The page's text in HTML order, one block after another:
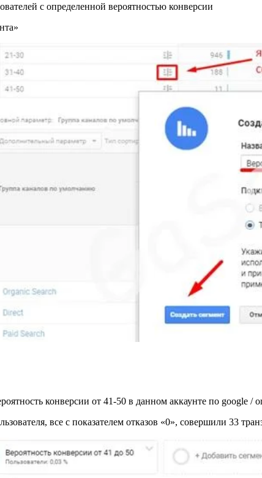
с определенной вероятностью конверсии
конверсии от 41-50 в данном аккаунте по google /
все с показателем отказов «0», совершили 33